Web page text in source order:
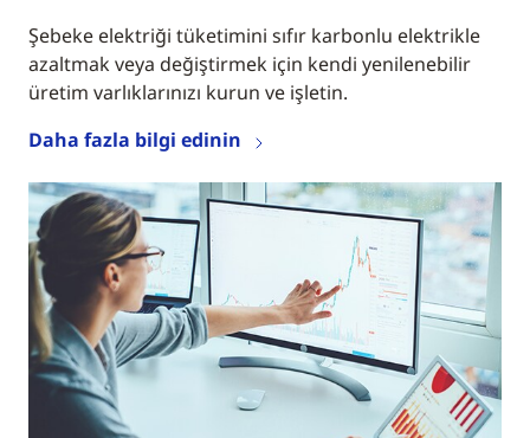
Şebeke elektriği tüketimini sıfır karbonlu elektrikle
azaltmak veya değiştirmek için kendi yenilenebilir
üretim varlıklarınızı kurun ve işletin.
Daha fazla bilgi edinin